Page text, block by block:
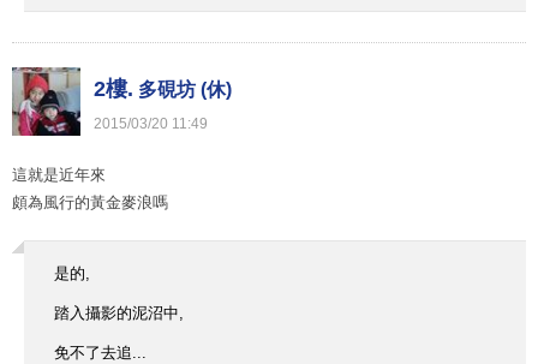
2樓. 多硯坊 (休)
2015/03/20 11:49
這就是近年來
頗為風行的黃金麥浪嗎
是的,
踏入攝影的泥沼中,
免不了去追...